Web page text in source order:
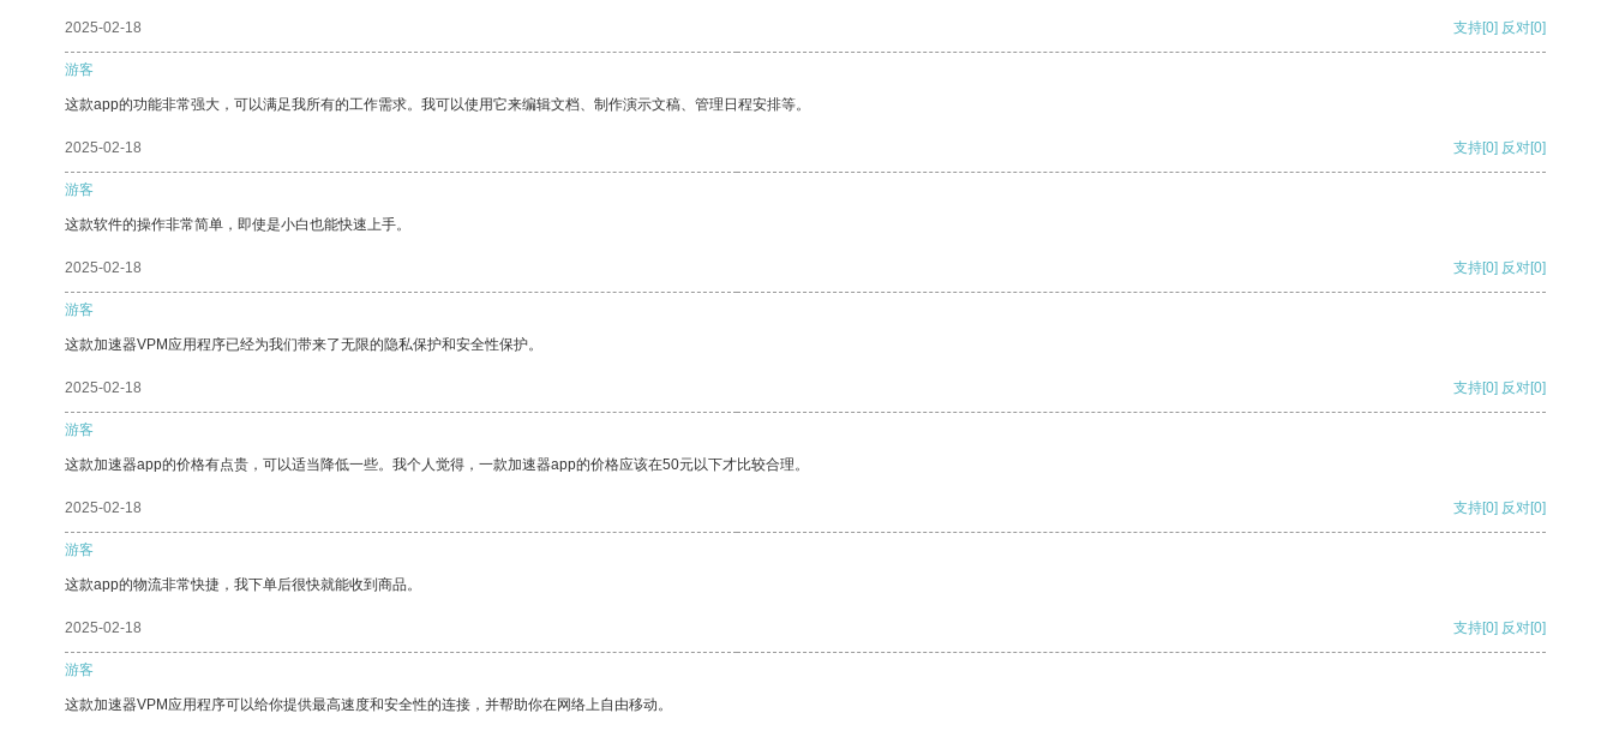
2025-02-18 支持[0] 反对[0]
游客
这款app的功能非常强大，可以满足我所有的工作需求。我可以使用它来编辑文档、制作演示文稿、管理日程安排等。
2025-02-18 支持[0] 反对[0]
游客
这款软件的操作非常简单，即使是小白也能快速上手。
2025-02-18 支持[0] 反对[0]
游客
这款加速器VPM应用程序已经为我们带来了无限的隐私保护和安全性保护。
2025-02-18 支持[0] 反对[0]
游客
这款加速器app的价格有点贵，可以适当降低一些。我个人觉得，一款加速器app的价格应该在50元以下才比较合理。
2025-02-18 支持[0] 反对[0]
游客
这款app的物流非常快捷，我下单后很快就能收到商品。
2025-02-18 支持[0] 反对[0]
游客
这款加速器VPM应用程序可以给你提供最高速度和安全性的连接，并帮助你在网络上自由移动。